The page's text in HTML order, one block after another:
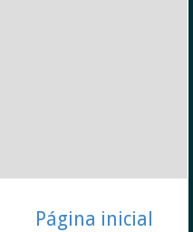
Página inicial